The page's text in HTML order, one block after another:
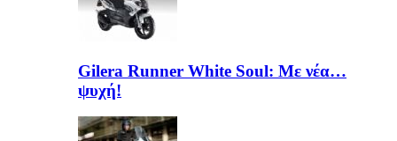
Gilera Runner White Soul: Με νέα…
ψυχή!